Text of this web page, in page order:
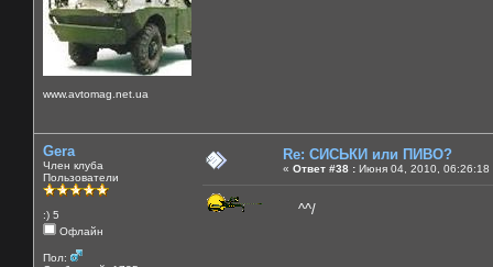
www.avtomag.net.ua
Gera
Член клуба
Пользователи
:) 5
Офлайн
Пол:
Re: СИСЬКИ или ПИВО?
« Ответ #38 : Июня 04, 2010, 06:26:18
^^/